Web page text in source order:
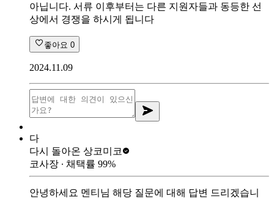
아닙니다. 서류 이후부터는 다른 지원자들과 동등한 선
상에서 경쟁을 하시게 됩니다
좋아요 0
2024.11.09
다
다시 돌아온 상코미코
코사장 ∙ 채택률 99%
안녕하세요 멘티님 해당 질문에 대해 답변 드리겠습니